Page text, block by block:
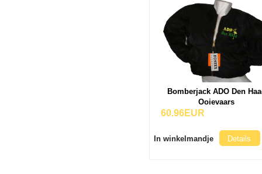
Bomberjack ADO Den
Ooievaars
60.96EUR
In winkelmandje Details